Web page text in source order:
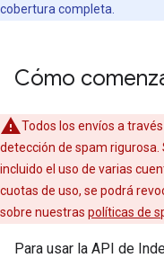
cobertura completa.
Cómo
Todos los envíos a
detección de spam rigurosa.
incluido el uso de varias
cuotas de uso, se podrá
sobre nuestras políticas de
Para usar la API de